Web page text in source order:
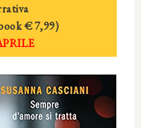
€ 7,99)